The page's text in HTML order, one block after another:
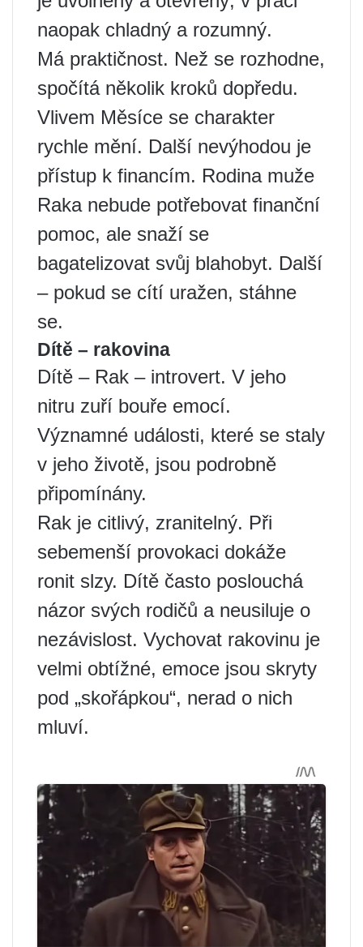
naopak chladný a rozumný.
Má praktičnost. Než se rozhodne,
spočítá několik kroků dopředu.
Vlivem Měsíce se charakter
rychle mění. Další nevýhodou je
přístup k financím. Rodina muže
Raka nebude potřebovat finanční
pomoc, ale snaží se
bagatelizovat svůj blahobyt. Další
– pokud se cítí uražen, stáhne
se.
Dítě – rakovina
Dítě – Rak – introvert. V jeho
nitru zuří bouře emocí.
Významné události, které se staly
v jeho životě, jsou podrobně
připomínány.
Rak je citlivý, zranitelný. Při
sebemenší provokaci dokáže
ronit slzy. Dítě často poslouchá
názor svých rodičů a neusiluje o
nezávislost. Vychovat rakovinu je
velmi obtížné, emoce jsou skryty
pod „skořápkou“, nerad o nich
mluví.